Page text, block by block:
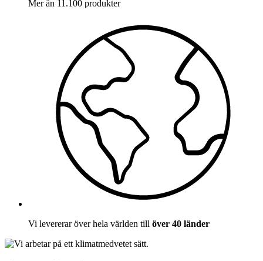
Mer än 11.100 produkter
Vi levererar över hela världen till över 40 länder